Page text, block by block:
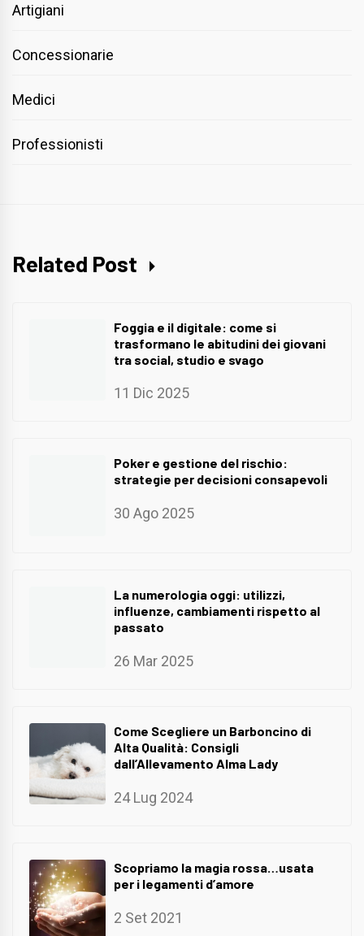
Artigiani
Concessionarie
Medici
Professionisti
Related Post
Foggia e il digitale: come si
trasformano le abitudini dei giovani
tra social, studio e svago
11 Dic 2025
Poker e gestione del rischio:
strategie per decisioni consapevoli
30 Ago 2025
La numerologia oggi: utilizzi,
influenze, cambiamenti rispetto al
passato
26 Mar 2025
Come Scegliere un Barboncino di
Alta Qualità: Consigli
dall’Allevamento Alma Lady
24 Lug 2024
Scopriamo la magia rossa…usata
per i legamenti d’amore
2 Set 2021